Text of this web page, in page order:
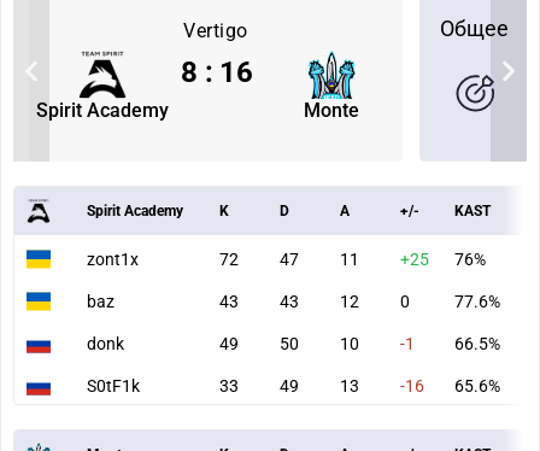
Vertigo
Spirit Academy Monte
8 : 16
Общее
Spirit Academy K D A +/- KAST
zont1x 72 47 11 +25 76%
baz 43 43 12 0 77.6%
donk 49 50 10 -1 66.5%
S0tF1k 33 49 13 -16 65.6%